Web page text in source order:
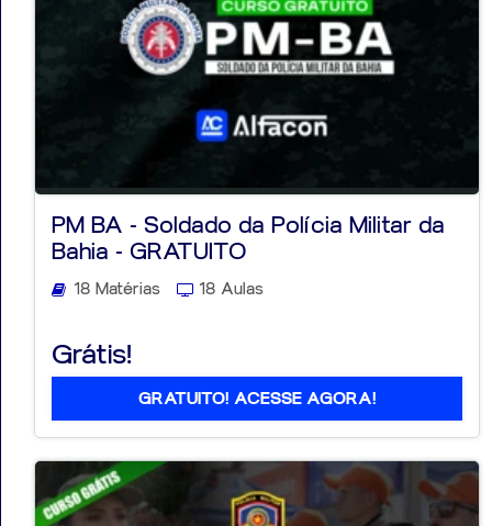
PM BA - Soldado da Polícia Militar da
Bahia - GRATUITO
18 Matérias 18 Aulas
Grátis!
GRATUITO! ACESSE AGORA!